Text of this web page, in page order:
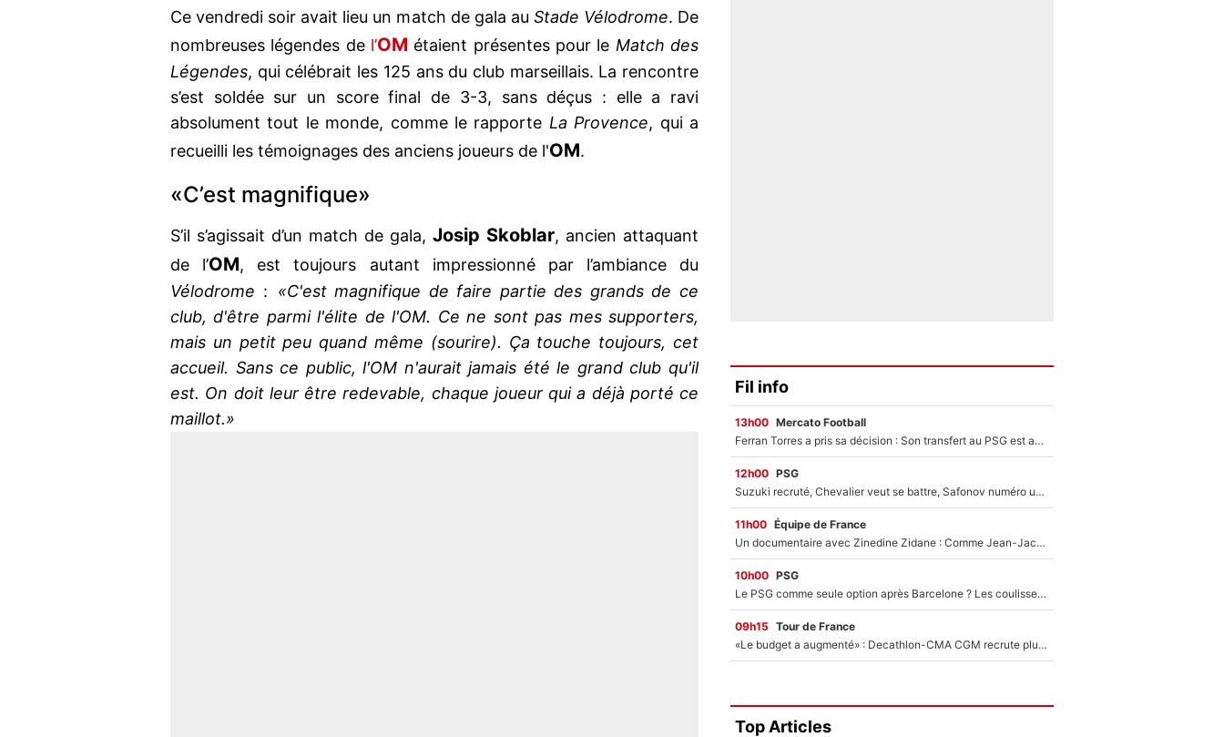
Ce vendredi soir avait lieu un match de gala au Stade Vélodrome. De
nombreuses légendes de l’OM étaient présentes pour le Match des
Légendes, qui célébrait les 125 ans du club marseillais. La rencontre
s’est soldée sur un score final de 3-3, sans déçus : elle a ravi
absolument tout le monde, comme le rapporte La Provence, qui a
recueilli les témoignages des anciens joueurs de l'OM.
«C’est magnifique»
S’il s’agissait d’un match de gala, Josip Skoblar, ancien attaquant
de l’OM, est toujours autant impressionné par l’ambiance du
Vélodrome : «C'est magnifique de faire partie des grands de ce
club, d'être parmi l'élite de l'OM. Ce ne sont pas mes supporters,
mais un petit peu quand même (sourire). Ça touche toujours, cet
accueil. Sans ce public, l'OM n'aurait jamais été le grand club qu'il
est. On doit leur être redevable, chaque joueur qui a déjà porté ce
maillot.»
Fil info
13h00 Mercato Football
Ferran Torres a pris sa décision : Son transfert au PSG est annoncé en Espagne !
12h00 PSG
Suzuki recruté, Chevalier veut se battre, Safonov numéro un… Le PSG se lance encore dans un gros chantier pour le poste de gardien de but
11h00 Équipe de France
Un documentaire avec Zinedine Zidane : Comme Jean-Jacques Goldman et Mylène Farmer, le nouveau sélectionneur de l'équipe de France a recalé une journaliste très connue
10h00 PSG
Le PSG comme seule option après Barcelone ? Les coulisses de la signature historique de Lionel Messi sont révélées au grand jour !
09h15 Tour de France
«Le budget a augmenté» : Decathlon-CMA CGM recrute plusieurs coureurs pour offrir à Paul Seixas une équipe pour gagner le Tour de France 2027
Top Articles